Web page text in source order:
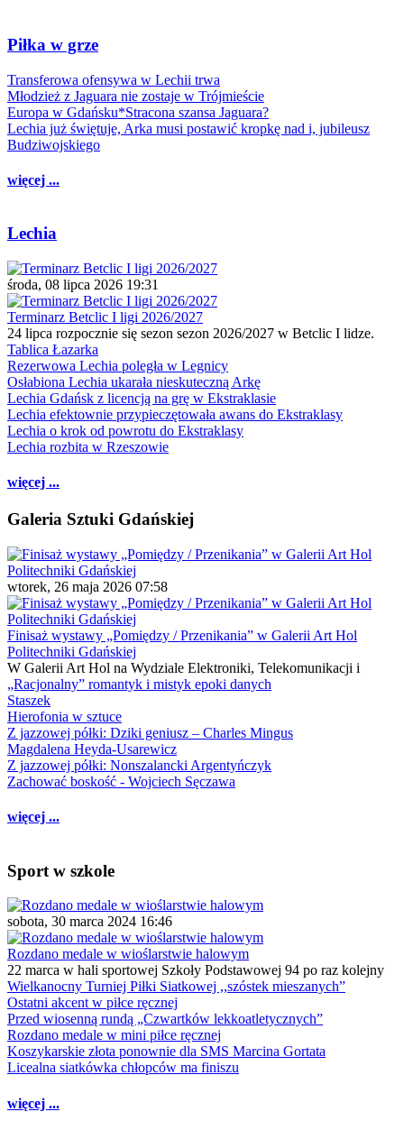
Piłka w grze
Transferowa ofensywa w Lechii trwa
Młodzież z Jaguara nie zostaje w Trójmieście
Europa w Gdańsku*Stracona szansa Jaguara?
Lechia już świętuje, Arka musi postawić kropkę nad i, jubileusz
Budziwojskiego
więcej ...
Lechia
środa, 08 lipca 2026 19:31
Terminarz Betclic I ligi 2026/2027
24 lipca rozpocznie się sezon sezon 2026/2027 w Betclic I lidze.
Tablica Łazarka
Rezerwowa Lechia poległa w Legnicy
Osłabiona Lechia ukarała nieskuteczną Arkę
Lechia Gdańsk z licencją na grę w Ekstraklasie
Lechia efektownie przypieczętowała awans do Ekstraklasy
Lechia o krok od powrotu do Ekstraklasy
Lechia rozbita w Rzeszowie
więcej ...
Galeria Sztuki Gdańskiej
wtorek, 26 maja 2026 07:58
Finisaż wystawy „Pomiędzy / Przenikania” w Galerii Art Hol
Politechniki Gdańskiej
W Galerii Art Hol na Wydziale Elektroniki, Telekomunikacji i
„Racjonalny” romantyk i mistyk epoki danych
Staszek
Hierofonia w sztuce
Z jazzowej półki: Dziki geniusz – Charles Mingus
Magdalena Heyda-Usarewicz
Z jazzowej półki: Nonszalancki Argentyńczyk
Zachować boskość - Wojciech Sęczawa
więcej ...
Sport w szkole
sobota, 30 marca 2024 16:46
Rozdano medale w wioślarstwie halowym
22 marca w hali sportowej Szkoły Podstawowej 94 po raz kolejny
Wielkanocny Turniej Piłki Siatkowej ,,szóstek mieszanych”
Ostatni akcent w piłce ręcznej
Przed wiosenną rundą „Czwartków lekkoatletycznych”
Rozdano medale w mini piłce ręcznej
Koszykarskie złota ponownie dla SMS Marcina Gortata
Licealna siatkówka chłopców ma finiszu
więcej ...